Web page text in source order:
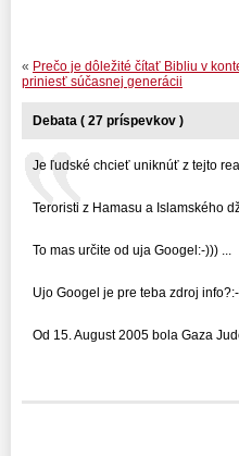
« Prečo je dôležité čítať Bibliu v
priniesť súčasnej generácii
Debata ( 27 príspevkov )
Je ľudské chcieť uniknúť z tejto
Teroristi z Hamasu a Islamského
To mas určite od uja Googel:-))) ...
Ujo Googel je pre teba zdroj
Od 15. August 2005 bola Gaza